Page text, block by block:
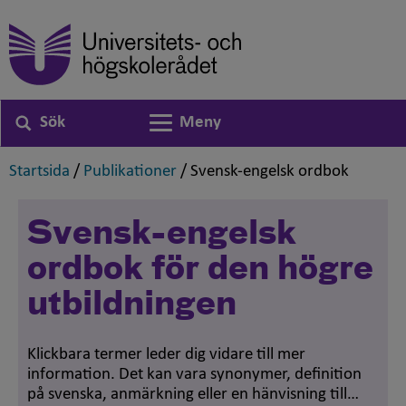
Sök
Växla navigering
Meny
Startsida ,
/ Publikationer ,
/ Svensk-engelsk ordbok
Svensk-engelsk
ordbok för den högre
utbildningen
Klickbara termer leder dig vidare till mer
information. Det kan vara synonymer, definition
på svenska, anmärkning eller en hänvisning till